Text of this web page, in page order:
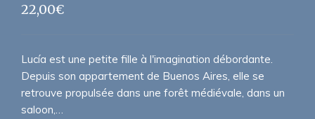
22,00€
Lucía est une petite fille à l'imagination débordante.
Depuis son appartement de Buenos Aires, elle se
retrouve propulsée dans une forêt médiévale, dans un
saloon,…